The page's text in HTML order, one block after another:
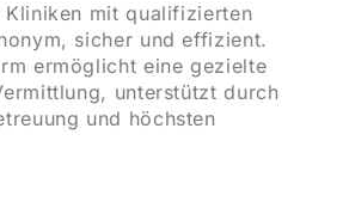
mit qualifizierten
sicher und effizient.
ermöglicht eine gezielte
unterstützt durch
und höchsten